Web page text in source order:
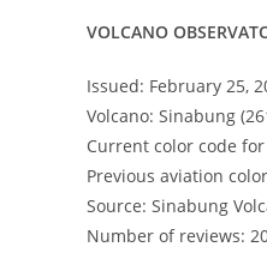
VOLCANO
Issued: February 25,
Volcano: Sinabung
Current color code
Previous aviation
Source: Sinabung
Number of reviews: